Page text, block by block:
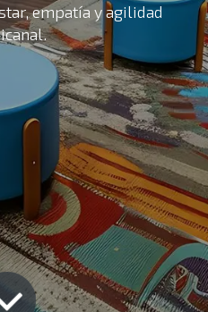
empatía y agilidad